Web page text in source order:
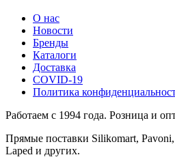
О нас
Новости
Бренды
Каталоги
Доставка
COVID-19
Политика
Работаем с 1994 года. Розница и
Прямые поставки Silikomart,
Laped и других.